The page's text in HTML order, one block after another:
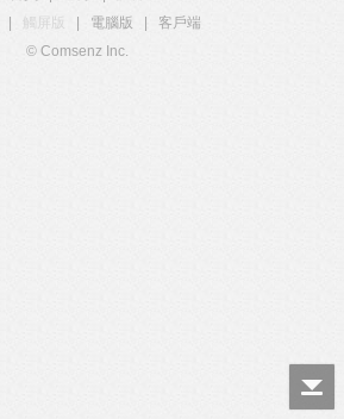
觸屏版 電腦版
客戶端
© Comsenz Inc.